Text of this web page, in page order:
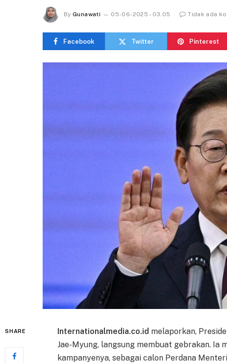
By Gunawati 05-06-2025 - 03.05 Tidak ada
Facebook Twitter Pinterest
SHARE Internationalmedia.co.id melaporkan,
Jae-Myung, langsung membuat gebrakan. Ia
kampanyenya, sebagai calon Perdana